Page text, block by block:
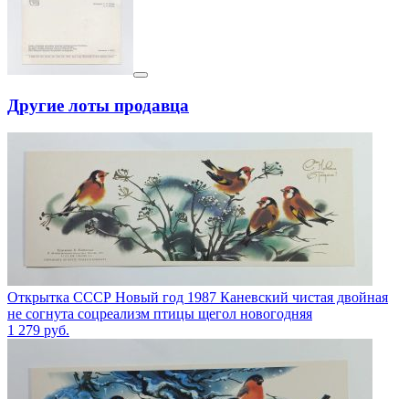
Другие лоты продавца
Открытка СССР Новый год 1987 Каневский чистая двойная
не согнута соцреализм птицы щегол новогодняя
1 279 руб.